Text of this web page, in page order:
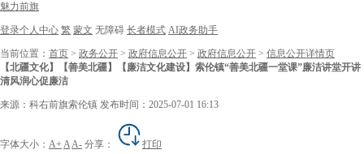
魅力前旗
登录个人中心 繁 蒙文 无障碍 长者模式 AI政务助手
当前位置： 首页 > 政务公开 > 政府信息公开 > 政府信息公开 > 信息公开详情页
【北疆文化】【善美北疆】【廉洁文化建设】索伦镇“善美北疆一堂课”廉洁讲堂开讲
清风润心促廉洁
来源：科右前旗索伦镇 发布时间：2025-07-01 16:13
字体大小： A+ AA- 分享： 打印